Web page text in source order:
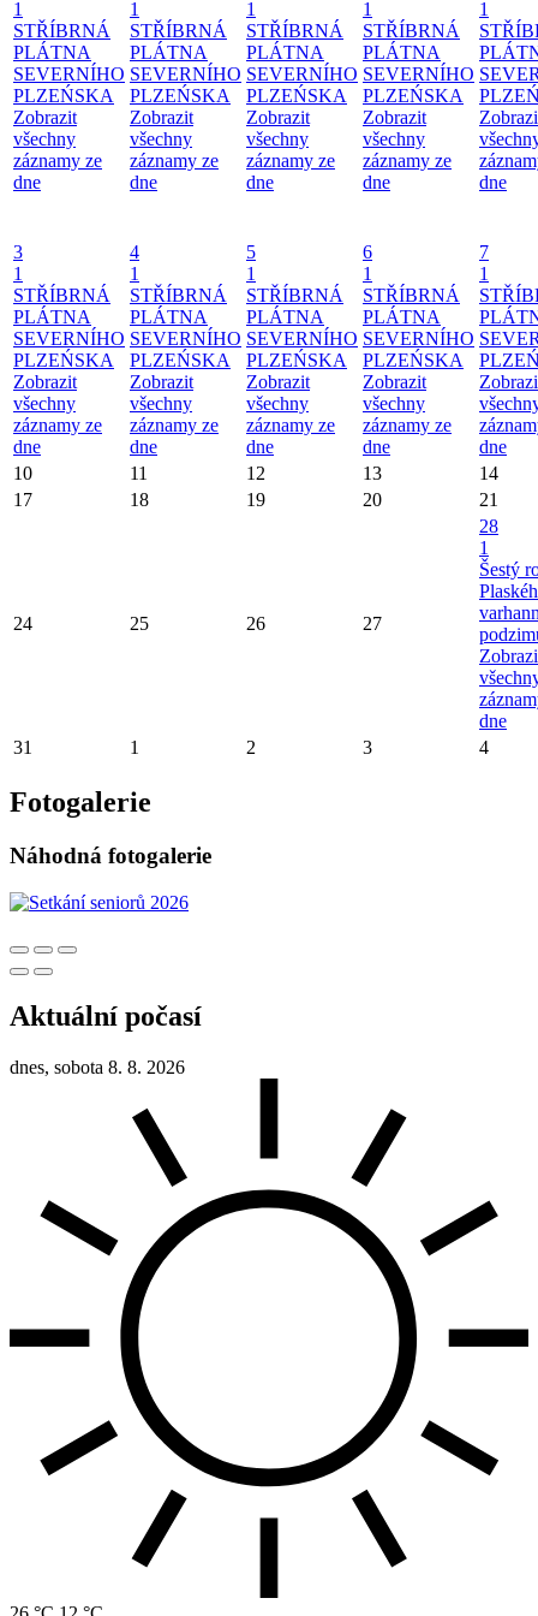
1
STŘÍBRNÁ
PLÁTNA
SEVERNÍHO
PLZEŃSKA
Zobrazit
všechny
záznamy ze
dne
1
STŘÍBRNÁ
PLÁTNA
SEVERNÍHO
PLZEŃSKA
Zobrazit
všechny
záznamy ze
dne
1
STŘÍBRNÁ
PLÁTNA
SEVERNÍHO
PLZEŃSKA
Zobrazit
všechny
záznamy ze
dne
1
STŘÍBRNÁ
PLÁTNA
SEVERNÍHO
PLZEŃSKA
Zobrazit
všechny
záznamy ze
dne
1
dne
3
1
STŘÍBRNÁ
PLÁTNA
SEVERNÍHO
PLZEŃSKA
Zobrazit
všechny
záznamy ze
dne
4
1
STŘÍBRNÁ
PLÁTNA
SEVERNÍHO
PLZEŃSKA
Zobrazit
všechny
záznamy ze
dne
5
1
STŘÍBRNÁ
PLÁTNA
SEVERNÍHO
PLZEŃSKA
Zobrazit
všechny
záznamy ze
dne
6
1
STŘÍBRNÁ
PLÁTNA
SEVERNÍHO
PLZEŃSKA
Zobrazit
všechny
záznamy ze
dne
7
1
dne
10
11 12 13
14
17
18 19 20 21
24 25 26 27
28
1
Šestý
dne
31
1 2 3 4
Fotogalerie
Náhodná fotogalerie
Aktuální počasí
dnes, sobota 8. 8. 2026